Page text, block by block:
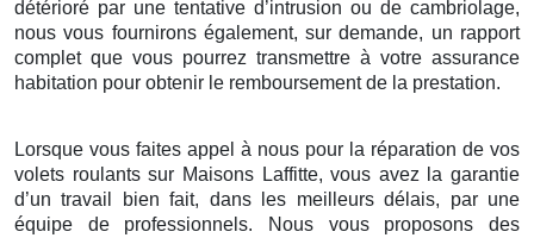
détérioré par une tentative d’intrusion ou de cambriolage,
nous vous fournirons également, sur demande, un rapport
complet que vous pourrez transmettre à votre assurance
habitation pour obtenir le remboursement de la prestation.
Lorsque vous faites appel à nous pour la réparation de vos
volets roulants sur Maisons Laffitte, vous avez la garantie
d’un travail bien fait, dans les meilleurs délais, par une
équipe de professionnels. Nous vous proposons des